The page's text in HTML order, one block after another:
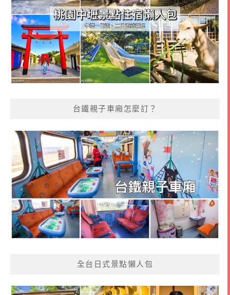
台鐵親子車廂怎麼訂？
全台日式景點懶人包